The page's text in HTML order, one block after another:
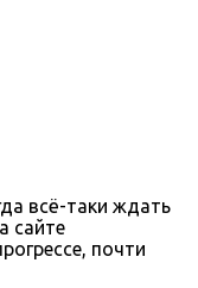
всё-таки ждать
сайте
почти